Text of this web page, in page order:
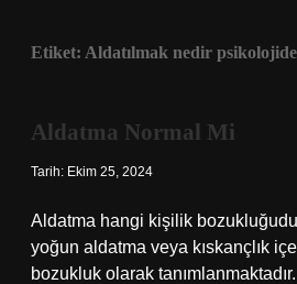
Etiket: Aldatılmak nedir psikolojide
Aldatma Normal Mi
Tarih: Ekim 25, 2024
Aldatma hangi kişilik
yoğun aldatma veya kıskançlık
bozukluk olarak